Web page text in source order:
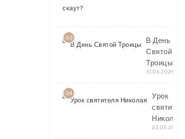
03
В День
Святой
Троицы
31.05.2026
04
Урок
святителя
Николая
22.05.2026